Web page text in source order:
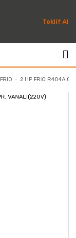
Teklif Al
FRIO 2 HP FRIO R404A